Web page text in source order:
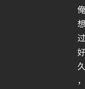
俺
想
过
好
久
，